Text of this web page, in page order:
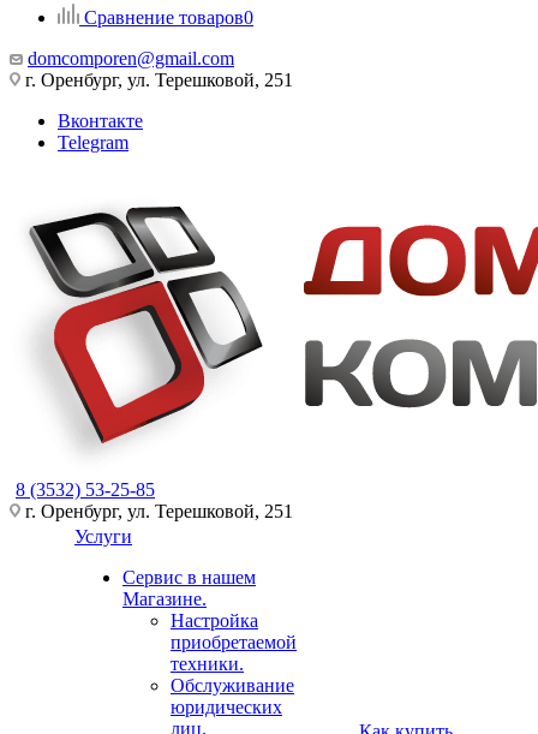
Сравнение товаров0
domcomporen@gmail.com
г. Оренбург, ул. Терешковой, 251
Вконтакте
Telegram
8 (3532) 53-25-85
г. Оренбург, ул. Терешковой, 251
Услуги
Сервис в нашем
Магазине.
Настройка
приобретаемой
техники.
Обслуживание
юридических
лиц.